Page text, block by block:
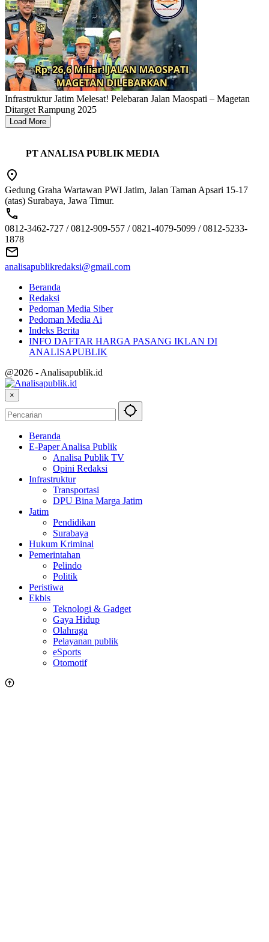
Infrastruktur Jatim Melesat! Pelebaran Jalan Maospati – Magetan
Ditarget Rampung 2025
Load More
PT ANALISA PUBLIK MEDIA
Gedung Graha Wartawan PWI Jatim, Jalan Taman Apsari 15-17
(atas) Surabaya, Jawa Timur.
0812-3462-727 / 0812-909-557 / 0821-4079-5099 / 0812-5233-
1878
analisapublikredaksi@gmail.com
Beranda
Redaksi
Pedoman Media Siber
Pedoman Media Ai
Indeks Berita
INFO DAFTAR HARGA PASANG IKLAN DI
ANALISAPUBLIK
@2026 - Analisapublik.id
×
Beranda
E-Paper Analisa Publik
Analisa Publik TV
Opini Redaksi
Infrastruktur
Transportasi
DPU Bina Marga Jatim
Jatim
Pendidikan
Surabaya
Hukum Kriminal
Pemerintahan
Pelindo
Politik
Peristiwa
Ekbis
Teknologi & Gadget
Gaya Hidup
Olahraga
Pelayanan publik
eSports
Otomotif